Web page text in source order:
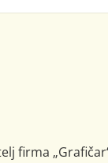
firma